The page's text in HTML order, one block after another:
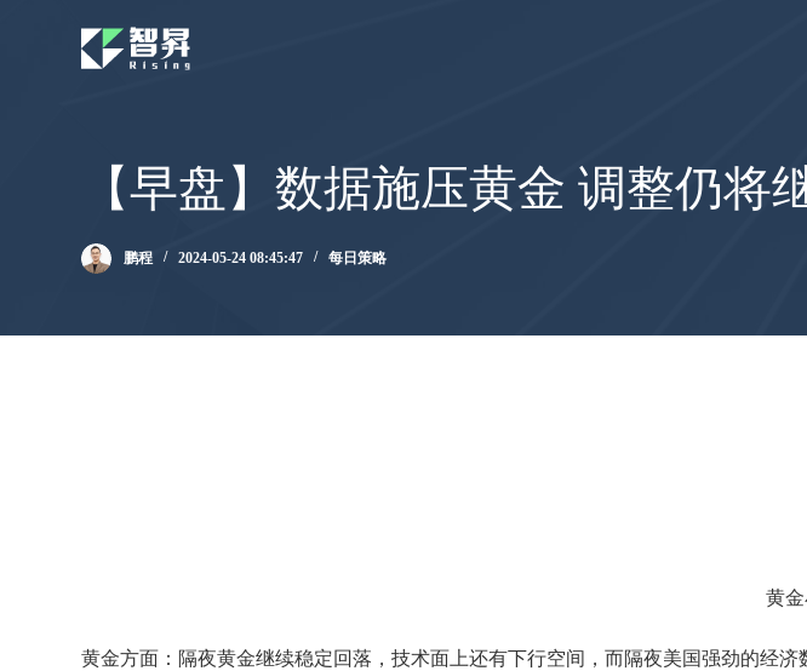
【早盘】数据施压黄金 调整仍将
鹏程 2024-05-24 08:45:47 每日策略
黄金
黄金方面：隔夜黄金继续稳定回落，技术面上还有下行空间，而隔夜美国强劲的经